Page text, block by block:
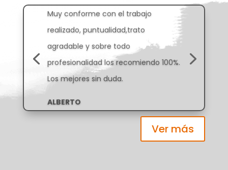
Muy conforme con el trabajo
realizado, puntualidad,trato
agradable y sobre todo
profesionalidad los recomiendo 100%.
Los mejores sin duda.
ALBERTO
Muy buenos profesionales, rapido y
económico.
Nek Lado
Ver más